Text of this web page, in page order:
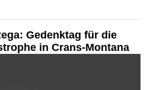
Gedenktag für die
in Crans-Montana